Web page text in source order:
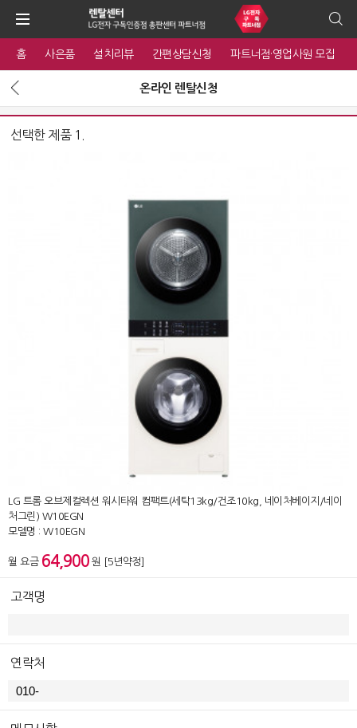
홈 사은품 설치리뷰 간편상담신청 파트너점·영업사원 모집
온라인 렌탈신청
선택한 제품 1.
LG 트롬 오브제컬렉션 워시타워 컴팩트(세탁13kg/건조10kg, 네이처베이지/네이
처그린) W10EGN
모델명 : W10EGN
월 요금 64,900 원 [5년약정]
고객명
연락처